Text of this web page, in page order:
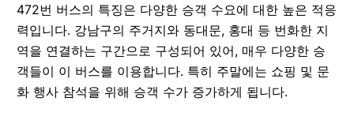
472번 버스의 특징은 다양한 승객 수요에 대한 높은 적응
력입니다. 강남구의 주거지와 동대문, 홍대 등 번화한 지
역을 연결하는 구간으로 구성되어 있어, 매우 다양한 승
객들이 이 버스를 이용합니다. 특히 주말에는 쇼핑 및 문
화 행사 참석을 위해 승객 수가 증가하게 됩니다.